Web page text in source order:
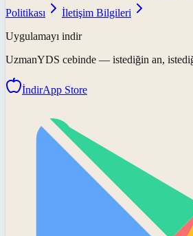
Politikası
İletişim Bilgileri
Uygulamayı indir
UzmanYDS cebinde — istediğin an,
İndirApp Store